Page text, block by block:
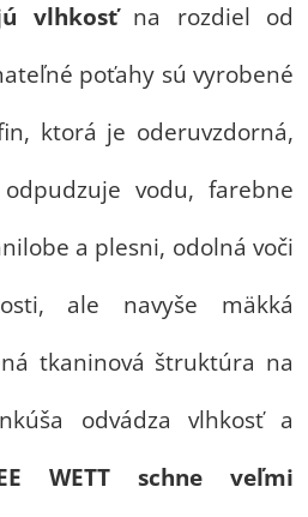
vlhkosťna rozdiel od
poťahy sú vyrobené
ktorá je oderuvzdorná,
vodu, farebne
a plesni, odolná voči
ale navyše mäkká
tkaninová štruktúra na
odvádza vlhkosť a
WETT schne veľmi